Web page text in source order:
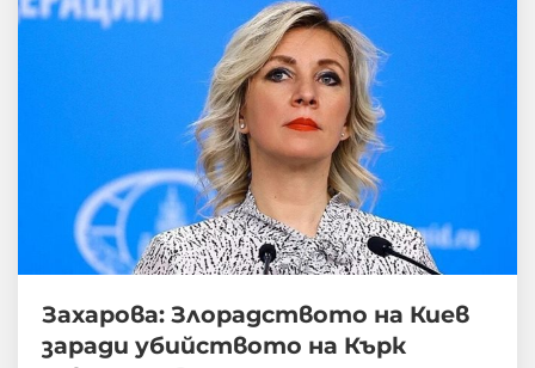
Захарова: Злорадството на Киев
заради убийството на Кърк